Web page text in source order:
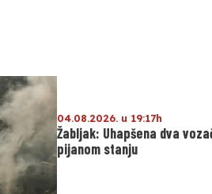
04.08.2026. u 19:17h
Žabljak: Uhapšena dva
pijanom stanju